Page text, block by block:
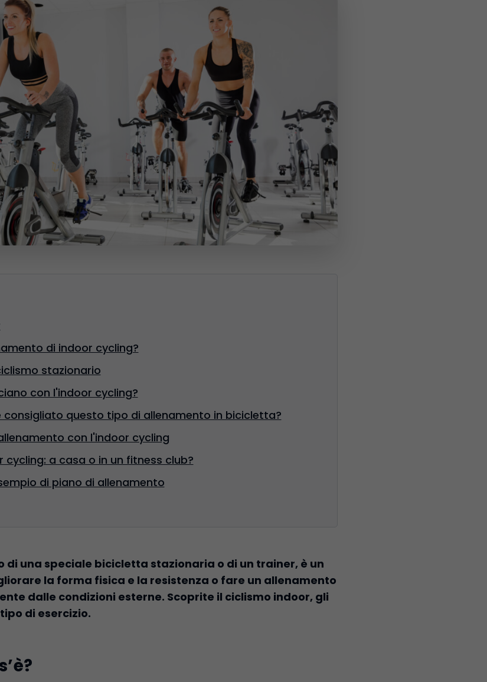
di indoor cycling?
stazionario
con l'indoor cycling?
consigliato questo tipo di allenamento in bicicletta?
con l'indoor cycling
cycling: a casa o in un fitness club?
di piano di allenamento
di una speciale bicicletta stazionaria o di un trainer, è un
la forma fisica e la resistenza o fare un allenamento
dalle condizioni esterne. Scoprite il ciclismo indoor, gli
di esercizio.